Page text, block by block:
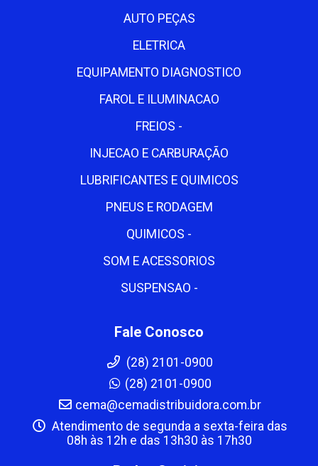
AUTO PEÇAS
ELETRICA
EQUIPAMENTO DIAGNOSTICO
FAROL E ILUMINACAO
FREIOS -
INJECAO E CARBURAÇÃO
LUBRIFICANTES E QUIMICOS
PNEUS E RODAGEM
QUIMICOS -
SOM E ACESSORIOS
SUSPENSAO -
Fale Conosco
(28) 2101-0900
(28) 2101-0900
cema@cemadistribuidora.com.br
Atendimento de segunda a sexta-feira das
08h às 12h e das 13h30 às 17h30